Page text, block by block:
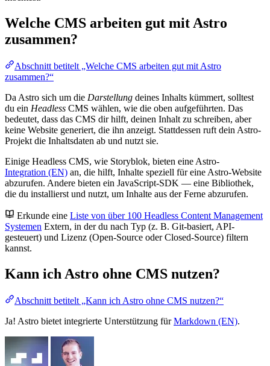
Welche CMS arbeiten gut mit Astro
zusammen?
Abschnitt betitelt „Welche CMS arbeiten gut mit Astro
zusammen?“
Da Astro sich um die Darstellung deines Inhalts kümmert, solltest
du ein Headless CMS wählen, wie die oben aufgeführten. Das
bedeutet, dass das CMS dir hilft, deinen Inhalt zu schreiben, aber
keine Website generiert, die ihn anzeigt. Stattdessen ruft dein Astro-
Projekt die Inhaltsdaten ab und nutzt sie.
Einige Headless CMS, wie Storyblok, bieten eine Astro-
Integration (EN) an, die hilft, Inhalte speziell für eine Astro-Website
abzurufen. Andere bieten ein JavaScript-SDK — eine Bibliothek,
die du installierst und nutzt, um Inhalte aus der Ferne abzurufen.
Erkunde eine Liste von über 100 Headless Content Management
Systemen Extern, in der du nach Typ (z. B. Git-basiert, API-
gesteuert) und Lizenz (Open-Source oder Closed-Source) filtern
kannst.
Kann ich Astro ohne CMS nutzen?
Abschnitt betitelt „Kann ich Astro ohne CMS nutzen?“
Ja! Astro bietet integrierte Unterstützung fürMarkdown (EN).